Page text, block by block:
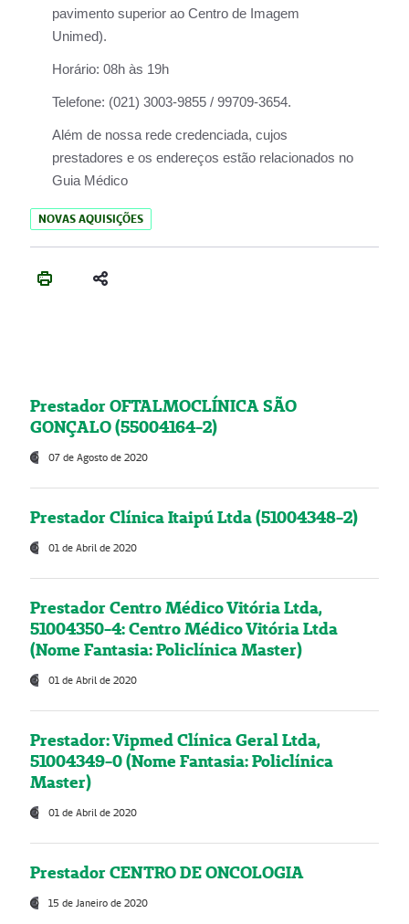
pavimento superior ao Centro de Imagem
Unimed).
Horário: 08h às 19h
Telefone: (021) 3003-9855 / 99709-3654.
Além de nossa rede credenciada, cujos
prestadores e os endereços estão relacionados no
Guia Médico
NOVAS AQUISIÇÕES
Prestador OFTALMOCLÍNICA SÃO
GONÇALO (55004164-2)
07 de Agosto de 2020
Prestador Clínica Itaipú Ltda (51004348-2)
01 de Abril de 2020
Prestador Centro Médico Vitória Ltda,
51004350-4: Centro Médico Vitória Ltda
(Nome Fantasia: Policlínica Master)
01 de Abril de 2020
Prestador: Vipmed Clínica Geral Ltda,
51004349-0 (Nome Fantasia: Policlínica
Master)
01 de Abril de 2020
Prestador CENTRO DE ONCOLOGIA
15 de Janeiro de 2020